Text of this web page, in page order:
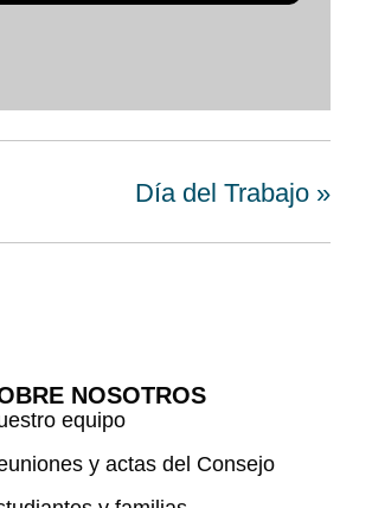
Día del Trabajo »
NOSOTROS
equipo
y actas del Consejo